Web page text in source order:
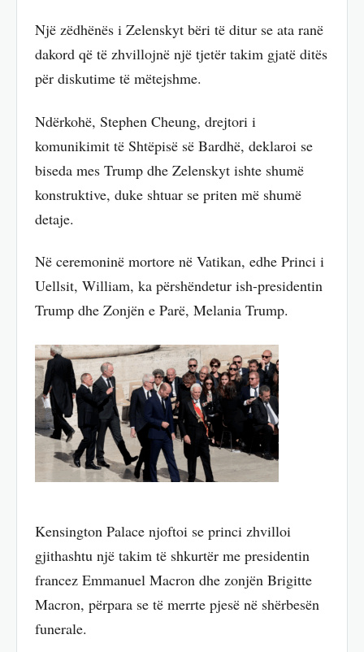
Një zëdhënës i Zelenskyt bëri të ditur se ata ranë
dakord që të zhvillojnë një tjetër takim gjatë ditës
për diskutime të mëtejshme.
Ndërkohë, Stephen Cheung, drejtori i
komunikimit të Shtëpisë së Bardhë, deklaroi se
biseda mes Trump dhe Zelenskyt ishte shumë
konstruktive, duke shtuar se priten më shumë
detaje.
Në ceremoninë mortore në Vatikan, edhe Princi i
Uellsit, William, ka përshëndetur ish-presidentin
Trump dhe Zonjën e Parë, Melania Trump.
Kensington Palace njoftoi se princi zhvilloi
gjithashtu një takim të shkurtër me presidentin
francez Emmanuel Macron dhe zonjën Brigitte
Macron, përpara se të merrte pjesë në shërbesën
funerale.